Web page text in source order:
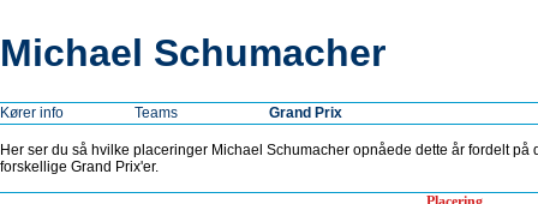
Michael Schumacher
Kører info Teams Grand Prix
Her ser du så hvilke placeringer Michael Schumacher opnåede dette år fordelt på
forskellige Grand Prix'er.